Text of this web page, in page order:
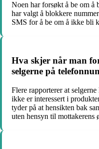
Noen har forsøkt å be om å
har valgt å blokkere
SMS for å be om å ikke bli
Hva skjer når man
selgerne på
Flere rapporterer at
ikke er interessert i
tyder på at hensikten bak
uten hensyn til mottakerens